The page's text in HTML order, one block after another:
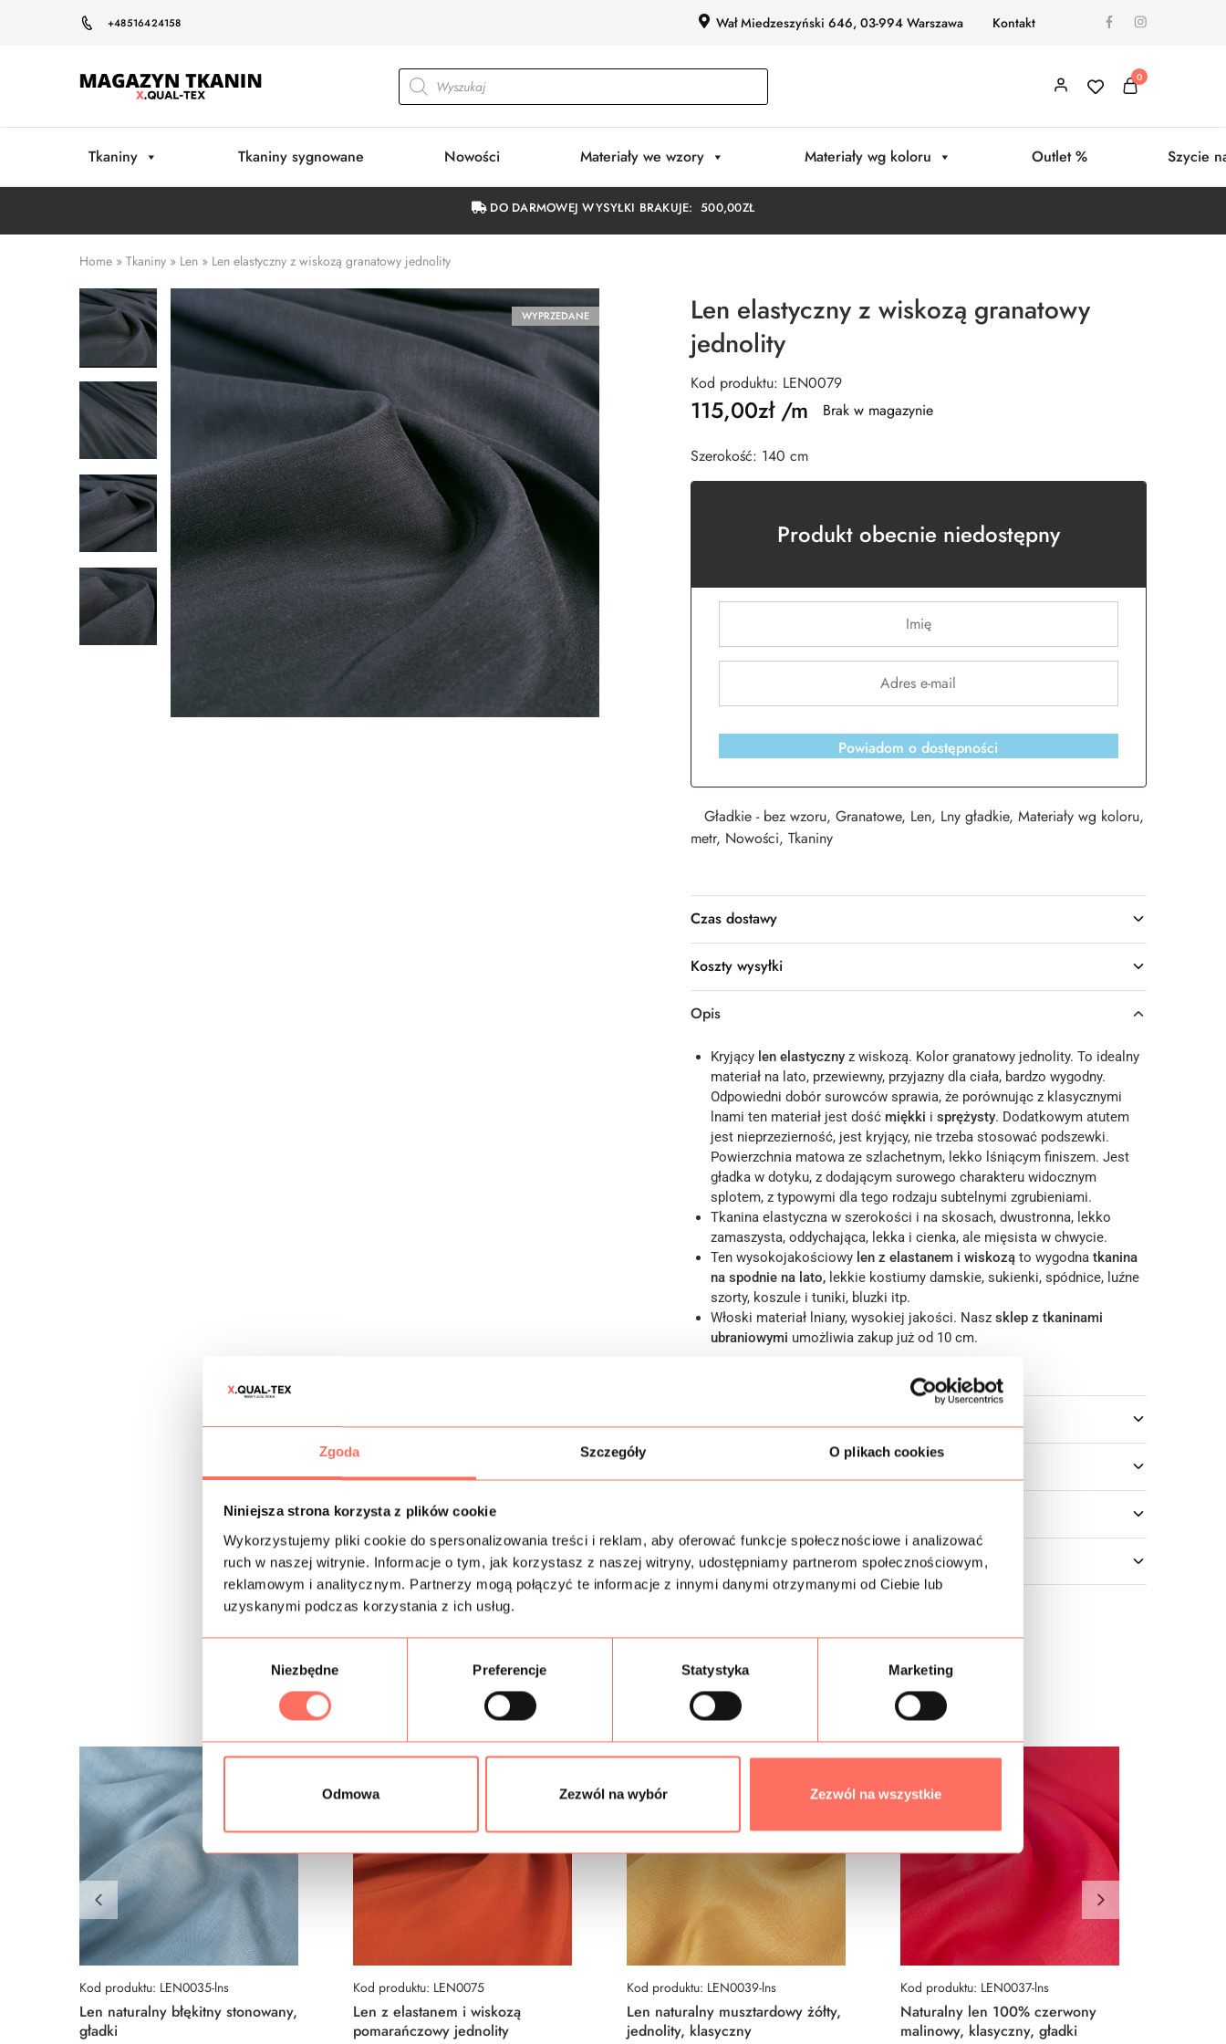
Zgoda Szczegóły O plikach cookies
Niniejsza strona korzysta z plików cookie
Wykorzystujemy pliki cookie do spersonalizowania treści i reklam, aby oferować funkcje społecznościowe i analizować
ruch w naszej witrynie. Informacje o tym, jak korzystasz z naszej witryny, udostępniamy partnerom społecznościowym,
reklamowym i analitycznym. Partnerzy mogą połączyć te informacje z innymi danymi otrzymanymi od Ciebie lub
uzyskanymi podczas korzystania z ich usług.
z
g
y
Niezbędne Preferencje Statystyka Marketing
Odmowa Zezwól na wybór Zezwól na wszystkie
+48516424158 Wał Miedzeszyński 646, 03-994 Warszawa Kontakt
Magazyn
0
Tkaniny Tkaniny sygnowane Nowości Materiały we wzory Materiały wg koloru Outlet % Szycie
DO DARMOWEJ WYSYŁKI BRAKUJE:500,00ZŁ
Home » Tkaniny » Len » Len elastyczny z wiskozą granatowy jednolity
WYPRZEDANE
Len elastyczny z wiskozą granatowy
jednolity
Kod produktu: LEN0079
115,00zł/m Brak w magazynie
Szerokość: 140 cm
Produkt obecnie niedostępny
Powiadom o dostępności
Gładkie - bez wzoru, Granatowe, Len, Lny gładkie, Materiały wg koloru,
metr, Nowości, Tkaniny
Czas dostawy
Koszty wysyłki
Opis
Kryjący len elastyczny z wiskozą. Kolor granatowy jednolity. To idealny
materiał na lato, przewiewny, przyjazny dla ciała, bardzo wygodny.
Odpowiedni dobór surowców sprawia, że porównując z klasycznymi
lnami ten materiał jest dość miękki isprężysty. Dodatkowym atutem
jest nieprzezierność, jest kryjący, nie trzeba stosować podszewki.
Powierzchnia matowa ze szlachetnym, lekko lśniącym finiszem. Jest
gładka w dotyku, z dodającym surowego charakteru widocznym
splotem, z typowymi dla tego rodzaju subtelnymi zgrubieniami.
Tkanina elastyczna w szerokości i na skosach, dwustronna, lekko
zamaszysta, oddychająca, lekka i cienka, ale mięsista w chwycie.
Ten wysokojakościowy len z elastanem i wiskoząto wygodnatkanina
na spodnie na lato, lekkie kostiumy damskie, sukienki, spódnice, luźne
szorty, koszule i tuniki, bluzki itp.
Włoski materiał lniany, wysokiej jakości. Naszsklep z tkaninami
ubraniowymi umożliwia zakup już od 10 cm.
Bezpieczeństwo
Podobne produkty
Kod produktu: LEN0035-lns
Len naturalny błękitny stonowany,
gładki
Kod produktu: LEN0075
Len z elastanem i wiskozą
pomarańczowy jednolity
Kod produktu: LEN0039-lns
Len naturalny musztardowy żółty,
jednolity, klasyczny
Kod produktu: LEN0037-lns
Naturalny len 100% czerwony
malinowy, klasyczny, gładki